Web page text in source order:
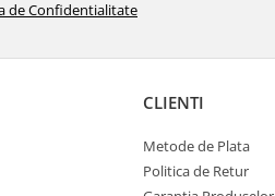
de Confidentialitate
CLIENTI
Metode de Plata
Politica de Retur